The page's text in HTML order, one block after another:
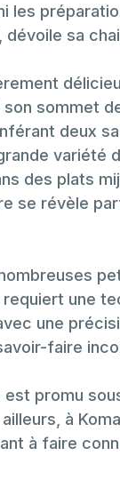
les
sa
sommet
deux
variété
des plats
se révèle
requiert une
une
faire
est promu
à
à faire